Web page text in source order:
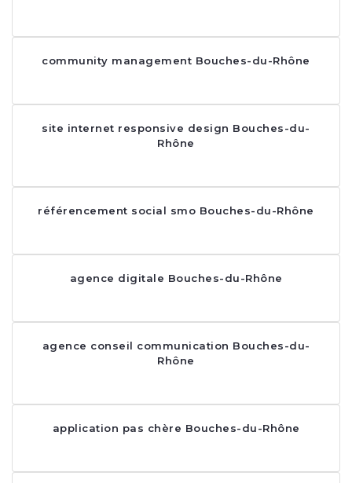
community management Bouches-du-Rhône
site internet responsive design Bouches-du-
Rhône
référencement social smo Bouches-du-Rhône
agence digitale Bouches-du-Rhône
agence conseil communication Bouches-du-
Rhône
application pas chère Bouches-du-Rhône